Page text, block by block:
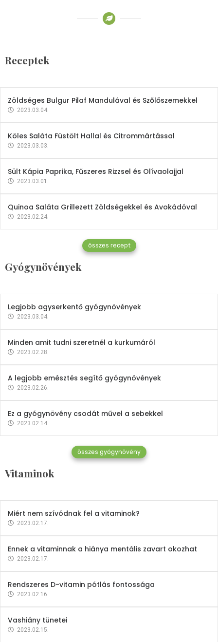
Receptek
2023.03.06.
Zöldséges Bulgur Pilaf Mandulával és Szőlőszemekkel
2023.03.04.
Köles Saláta Füstölt Hallal és Citrommártással
2023.03.03.
Sült Kápia Paprika, Fűszeres Rizzsel és Olívaolajjal
2023.03.01.
Quinoa Saláta Grillezett Zöldségekkel és Avokádóval
2023.02.24.
összes recept
Gyógynövények
Gyógynövények
Mindent a petrezselyemről
2023.12.21.
Legjobb agyserkentő gyógynövények
2023.03.04.
Minden amit tudni szeretnél a kurkumáról
2023.02.28.
A legjobb emésztés segítő gyógynövények
2023.02.26.
Ez a gyógynövény csodát művel a sebekkel
2023.02.14.
összes gyógynövény
Vitaminok
Vitaminok
Mindent a B-12 vitaminról
2023.02.27.
Miért nem szívódnak fel a vitaminok?
2023.02.17.
Ennek a vitaminnak a hiánya mentális zavart okozhat
2023.02.17.
Rendszeres D-vitamin pótlás fontossága
2023.02.16.
Vashiány tünetei
2023.02.15.